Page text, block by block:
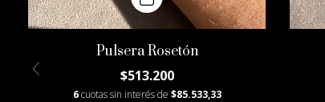
Pulsera Rosetón
$513.200
6 cuotas sin interés de $85.533,33